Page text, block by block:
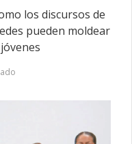
los discursos de
pueden moldear